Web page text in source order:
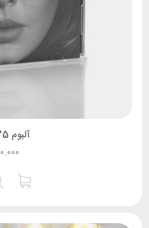
آلبوم 25 – ADEL